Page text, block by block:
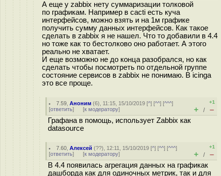
А еще у zabbix нету суммаризации толковой
по графикам. Например в cacti есть куча
интерфейсов, можно взять и на 1м графике
получить сумму данных интерфейсов. Как такое
сделать в zabbix я не нашел. Что то добавили в 4.4
но тоже как то бестолково оно работает. А этого
реально не хватает.
И еще возможно не до конца разобрался, но как
сделать чтобы посмотреть по отдельной группе
состояние сервисов в zabbix не понимаю. В icinga
это все проще.
7.59 ,Аноним (6), 11:15, 15/10/2019 [^] [^^] [^^^]
[ответить] [к модератору]
+1
+ / –
Графана в помощь, использует Zabbix как
datasource
7.60 ,Алексей (??), 12:11, 15/10/2019 [^] [^^] [^^^]
[ответить] [к модератору]
+1
+ / –
В 4.4 появилась агрегация данных на графикак
дашборда как для одиночных метрик, так и для